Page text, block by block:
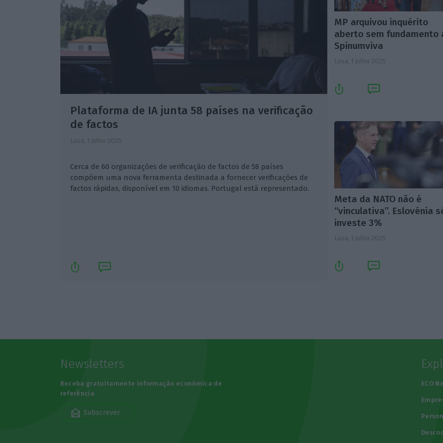
Plataforma de IA junta 58 países na verificação
de factos
Lusa, 1 Julho 2025
Cerca de 60 organizações de verificação de factos de 58 países
compõem uma nova ferramenta destinada a fornecer verificações de
factos rápidas, disponível em 10 idiomas. Portugal está representado.
MP arquivou inquérito
aberto sem fundamento
Spinumviva
Lusa, 1 Julho 2025
Meta da NATO não é
“vinculativa”. Eslovénia
investe 3%
Lusa, 1 Julho 2025
Newsletters
Receba gratuitamente informação económica de
referência
Subscrever
ECO